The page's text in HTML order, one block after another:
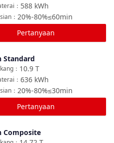
588 kWh
：
20%-80%≤60min
：
Pertanyaan
Standard
10.9 T
：
636 kWh
：
20%-80%≤30min
：
Pertanyaan
Composite